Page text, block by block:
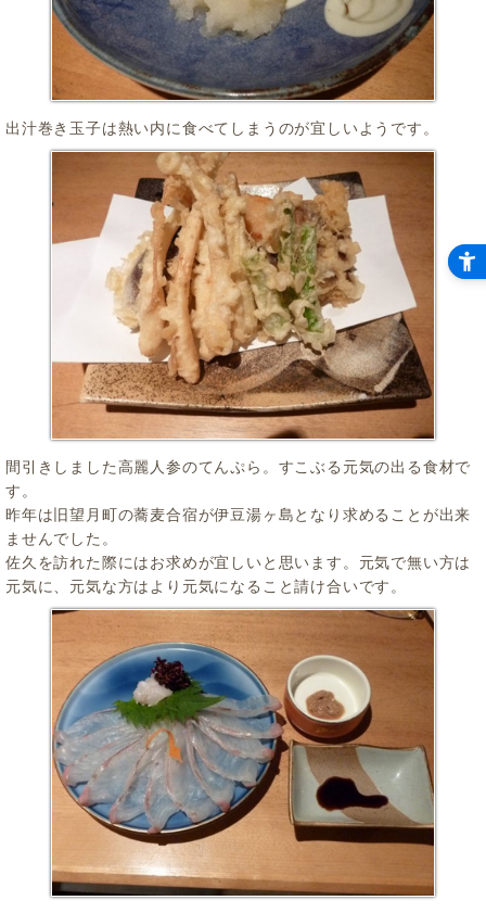
出汁巻き玉子は熱い内に食べてしまうのが宜しいようです。
間引きしました高麗人参のてんぷら。すこぶる元気の出る食材で
す。
昨年は旧望月町の蕎麦合宿が伊豆湯ヶ島となり求めることが出来
ませんでした。
佐久を訪れた際にはお求めが宜しいと思います。元気で無い方は
元気に、元気な方はより元気になること請け合いです。